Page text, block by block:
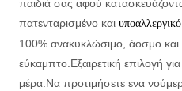
παιδιά σας αφού
πατενταρισμένο και
100% ανακυκλώσιμο, άοσμο και
εύκαμπτο.Εξαιρετική επιλογή
μέρα.Να προτιμήσετε ενα